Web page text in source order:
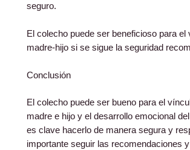
seguro.
El colecho puede ser beneficioso para el
madre-hijo si se sigue la seguridad
Conclusión
El colecho puede ser bueno para el
madre e hijo y el desarrollo emocional
es clave hacerlo de manera segura y
importante seguir las recomendaciones